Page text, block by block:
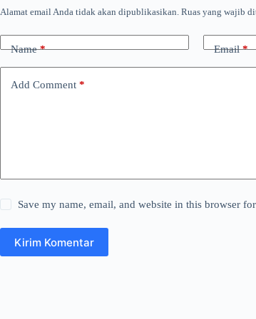
Alamat email Anda tidak akan dipublikasikan. Ruas yang wajib
Name* Email*
Add Comment *
Save my name, email, and website in this browser
Kirim Komentar